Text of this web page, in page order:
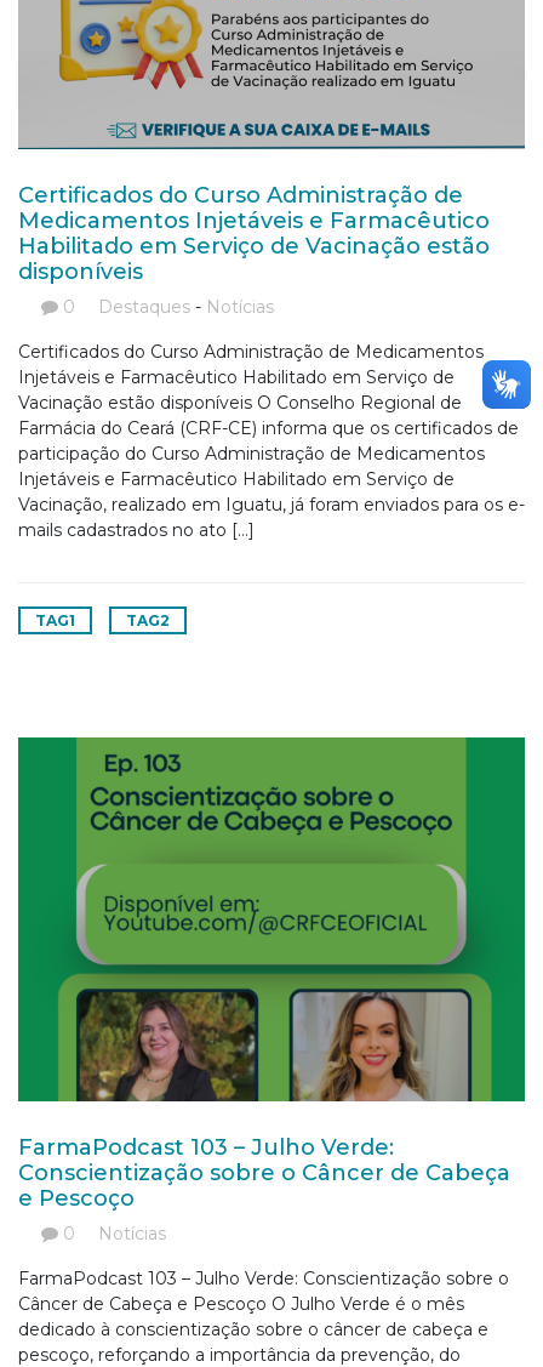
Certificados do Curso Administração de
Medicamentos Injetáveis e Farmacêutico
Habilitado em Serviço de Vacinação estão
disponíveis
0 Destaques - Notícias
Certificados do Curso Administração de Medicamentos
Injetáveis e Farmacêutico Habilitado em Serviço de
Vacinação estão disponíveis O Conselho Regional de
Farmácia do Ceará (CRF-CE) informa que os certificados de
participação do Curso Administração de Medicamentos
Injetáveis e Farmacêutico Habilitado em Serviço de
Vacinação, realizado em Iguatu, já foram enviados para os e-
mails cadastrados no ato […]
TAG1 TAG2
FarmaPodcast 103 – Julho Verde:
Conscientização sobre o Câncer de Cabeça
e Pescoço
0 Notícias
FarmaPodcast 103 – Julho Verde: Conscientização sobre o
Câncer de Cabeça e Pescoço O Julho Verde é o mês
dedicado à conscientização sobre o câncer de cabeça e
pescoço, reforçando a importância da prevenção, do